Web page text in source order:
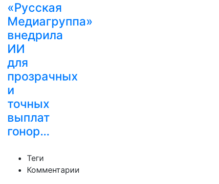
«Русская
Медиагруппа»
внедрила
ИИ
для
прозрачных
и
точных
выплат
гонор…
Теги
Комментарии